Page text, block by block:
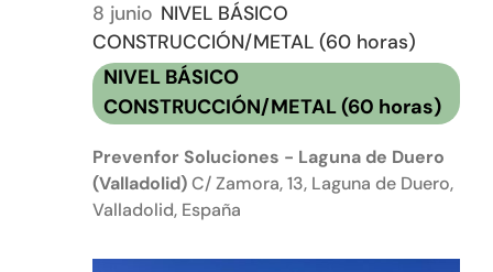
8 junio NIVEL BÁSICO
CONSTRUCCIÓN/METAL (60 horas)
NIVEL BÁSICO
CONSTRUCCIÓN/METAL (60 horas)
Prevenfor Soluciones - Laguna de Duero
(Valladolid)C/ Zamora, 13, Laguna de Duero,
Valladolid, España